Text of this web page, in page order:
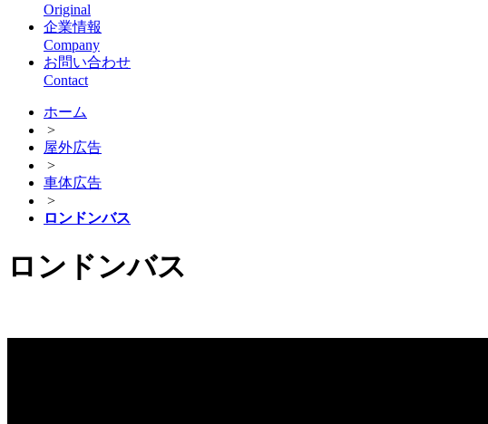
Original
企業情報
Company
お問い合わせ
Contact
ホーム
>
屋外広告
>
車体広告
>
ロンドンバス
ロンドンバス